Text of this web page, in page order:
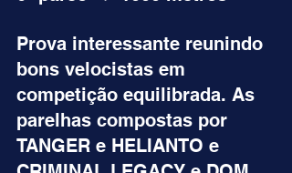
Prova interessante reunindo
bons velocistas em
competição equilibrada. As
parelhas compostas por
TANGER e HELIANTO e